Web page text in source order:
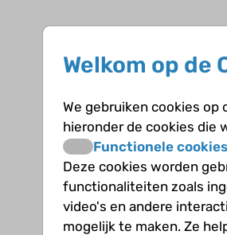
Welkom op de
We gebruiken cookies
hieronder de cookies die
Functionele cookies
Deze cookies worden
functionaliteiten zoals
video's en andere
mogelijk te maken. Ze